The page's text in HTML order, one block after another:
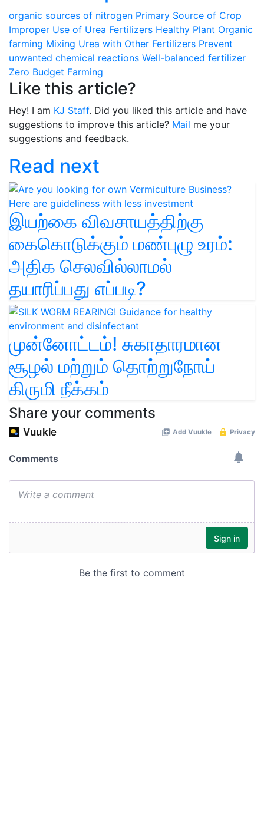
organic sources of nitrogen Primary Source of Crop
Improper Use of Urea Fertilizers Healthy Plant Organic
farming Mixing Urea with Other Fertilizers Prevent
unwanted chemical reactions Well-balanced fertilizer
Zero Budget Farming
Like this article?
Hey! I am KJ Staff. Did you liked this article and have
suggestions to improve this article? Mail me your
suggestions and feedback.
Read next
இயற்கை விவசாயத்திற்கு
கைகொடுக்கும் மண்புழு உரம்:
அதிக செலவில்லாமல்
தயாரிப்பது எப்படி?
முன்னோட்டம்! சுகாதாரமான
சூழல் மற்றும் தொற்றுநோய்
கிருமி நீக்கம்
Share your comments